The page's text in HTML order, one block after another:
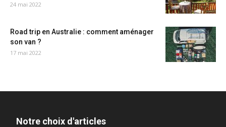
24 mai 2022
Road trip en Australie : comment aménager
son van ?
17 mai 2022
Notre choix d'articles